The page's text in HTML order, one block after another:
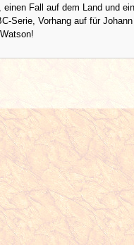
Fall auf dem Land und
Serie, Vorhang auf für